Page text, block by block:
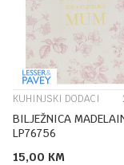
KUHINJSKI DODACI
BILJEŽNICA
LP76756
15,00 KM